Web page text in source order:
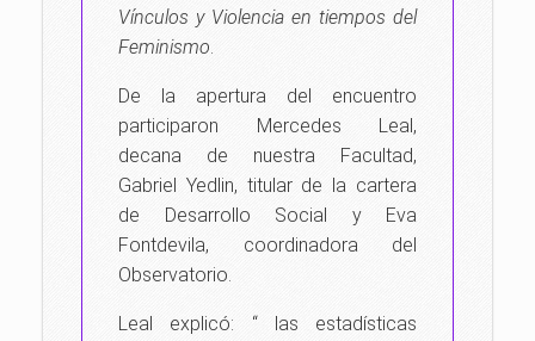
Vínculos y Violencia en tiempos del
Feminismo.
De la apertura del encuentro
participaron Mercedes Leal,
decana de nuestra Facultad,
Gabriel Yedlin, titular de la cartera
de Desarrollo Social y Eva
Fontdevila, coordinadora del
Observatorio.
Leal explicó: “ las estadísticas